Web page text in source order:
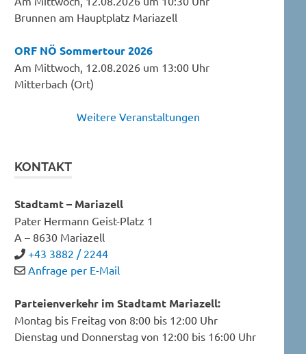
Brunnen am Hauptplatz Mariazell
ORF NÖ Sommertour 2026
Am Mittwoch, 12.08.2026 um 13:00 Uhr
Mitterbach (Ort)
Weitere Veranstaltungen
KONTAKT
Stadtamt – Mariazell
Pater Hermann Geist-Platz 1
A – 8630 Mariazell
+43 3882 / 2244
Anfrage per E-Mail
Parteienverkehr im Stadtamt Mariazell:
Montag bis Freitag von 8:00 bis 12:00 Uhr
Dienstag und Donnerstag von 12:00 bis 16:00 Uhr